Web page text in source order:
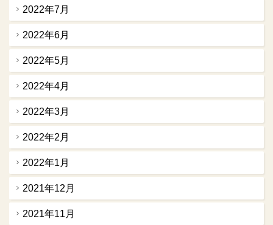
2022年7月
2022年6月
2022年5月
2022年4月
2022年3月
2022年2月
2022年1月
2021年12月
2021年11月